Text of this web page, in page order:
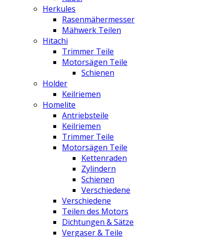
Herkules
Rasenmähermesser
Mähwerk Teilen
Hitachi
Trimmer Teile
Motorsägen Teile
Schienen
Holder
Keilriemen
Homelite
Antriebsteile
Keilriemen
Trimmer Teile
Motorsägen Teile
Kettenraden
Zylindern
Schienen
Verschiedene
Verschiedene
Teilen des Motors
Dichtungen & Sätze
Vergaser & Teile